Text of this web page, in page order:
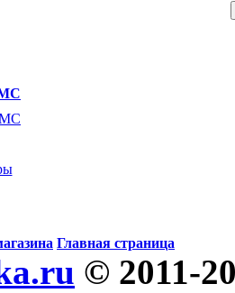
Главная страница
© 2011-